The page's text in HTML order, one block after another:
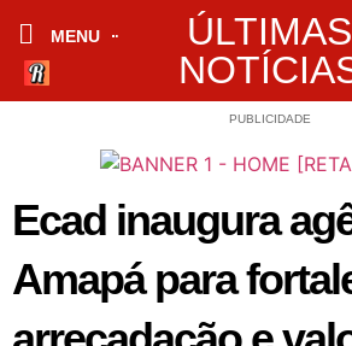
MENU
ÚLTIMAS
PUBLICIDADE
Ecad inaugura
Amapá para